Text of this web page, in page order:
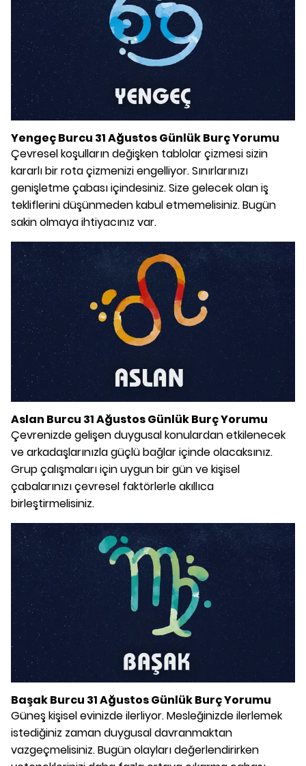
Yengeç Burcu 31 Ağustos Günlük Burç Yorumu
Çevresel koşulların değişken tablolar çizmesi sizin
kararlı bir rota çizmenizi engelliyor. Sınırlarınızı
genişletme çabası içindesiniz. Size gelecek olan iş
tekliflerini düşünmeden kabul etmemelisiniz. Bugün
sakin olmaya ihtiyacınız var.
Aslan Burcu 31 Ağustos Günlük Burç Yorumu
Çevrenizde gelişen duygusal konulardan etkilenecek
ve arkadaşlarınızla güçlü bağlar içinde olacaksınız.
Grup çalışmaları için uygun bir gün ve kişisel
çabalarınızı çevresel faktörlerle akıllıca
birleştirmelisiniz.
Başak Burcu 31 Ağustos Günlük Burç Yorumu
Güneş kişisel evinizde ilerliyor. Mesleğinizde ilerlemek
istediğiniz zaman duygusal davranmaktan
vazgeçmelisiniz. Bugün olayları değerlendirirken